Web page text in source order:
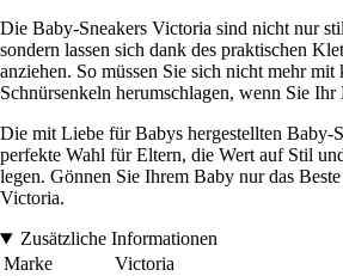
Die Baby-Sneakers Victoria sind nicht nur
sondern lassen sich dank des praktischen
anziehen. So müssen Sie sich nicht mehr mit
Schnürsenkeln herumschlagen, wenn Sie Ihr
Die mit Liebe für Babys hergestellten Baby-
perfekte Wahl für Eltern, die Wert auf Stil
legen. Gönnen Sie Ihrem Baby nur das
Victoria.
Zusätzliche Informationen
Marke
Victoria